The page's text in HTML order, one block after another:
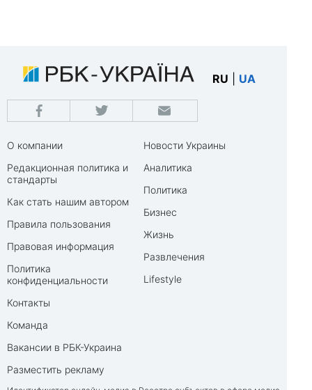
RU UA
О компании
Редакционная политика и
стандарты
Как стать нашим автором
Правила пользования
Правовая информация
Политика
конфиденциальности
Контакты
Команда
Вакансии в РБК-Украина
Разместить рекламу
Новости Украины
Аналитика
Политика
Бизнес
Жизнь
Развлечения
Lifestyle